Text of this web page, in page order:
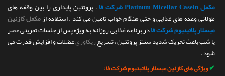
مکمل Platinum Micellar Casein شرکت فا
، پروتئین پایداری را بین وقفه های
طولانی وعده های غذایی و حتی هنگام خواب تامین می کند . استفاده ازمکمل کازئین
میسلار پلاتینیوم شرکت فادر برنامه غذایی روزانه به ویژه پس از جلسات تمرینی عصر
یا شب باعث تحریک شدید سنتز پروتئین ، تسریعریکاوریعضلات و افزایش قدرت می
شود .
✔ویژگی های کازئین میسلار پلاتینیوم شرکت فا :